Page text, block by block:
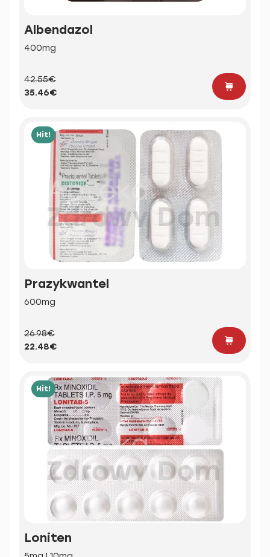
Albendazol
400mg
42.55€
35.46€
Hit!
Prazykwantel
600mg
26.98€
22.48€
Hit!
Loniten